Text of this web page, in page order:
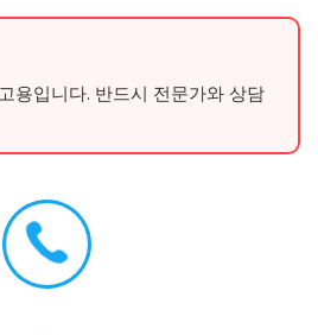
용입니다. 반드시 전문가와 상담